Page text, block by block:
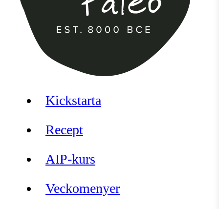
Kickstarta
Recept
AIP-kurs
Veckomenyer